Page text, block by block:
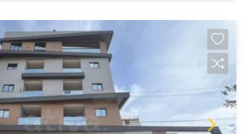
carteiras de imóveis
da cidade, atuando com excelência
na venda. Aproveite essa
uma visita! Imobiliária Ativa
aqui
verdadeiras, todavia, reservamo-